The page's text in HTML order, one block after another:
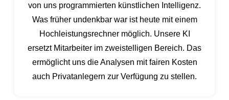
von uns programmierten künstlichen Intelligenz.
Was früher undenkbar war ist heute mit einem
Hochleistungsrechner möglich. Unsere KI
ersetzt Mitarbeiter im zweistelligen Bereich. Das
ermöglicht uns die Analysen mit fairen Kosten
auch Privatanlegern zur Verfügung zu stellen.